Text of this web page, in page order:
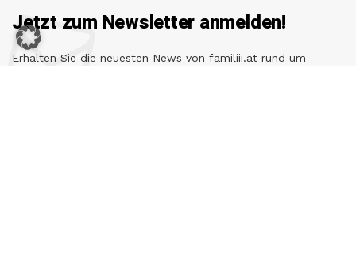
Jetzt zum Newsletter anmelden!
Erhalten Sie die neuesten News von familiii.at rund um